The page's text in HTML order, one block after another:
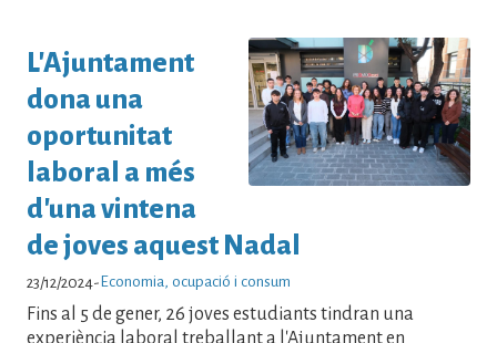
L'Ajuntament
dona una
oportunitat
laboral a més
d'una vintena
de joves aquest Nadal
23/12/2024- Economia, ocupació i consum
Fins al 5 de gener, 26 joves estudiants tindran una
experiència laboral treballant a l'Ajuntament en